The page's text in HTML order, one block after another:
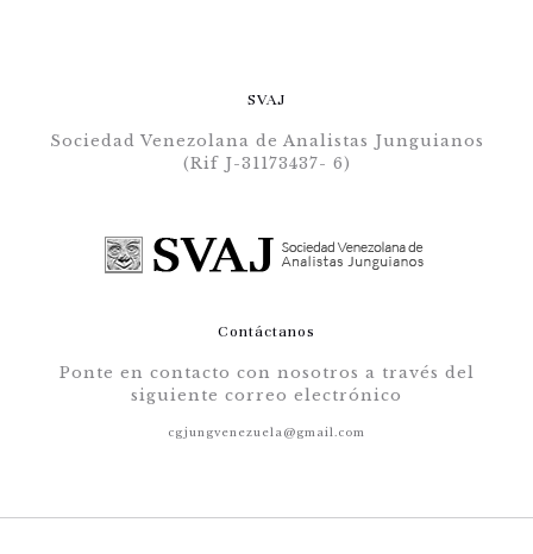
SVAJ
Sociedad Venezolana de Analistas Junguianos
(Rif J-31173437- 6)
Contáctanos
Ponte en contacto con nosotros a través del
siguiente correo electrónico
cgjungvenezuela@gmail.com